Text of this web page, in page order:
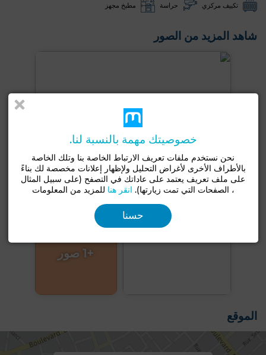
تكييف مركزي حراسة مطبخ مجهز
شاهد المزيد من الصور
+1 صور
الموقع
خصوصيتك مهمة بالنسبة لنا.
نحن نستخدم ملفات تعريف الارتباط الخاصة بنا وتلك الخاصة
بالأطراف الأخرى لأغراض التحليل ولإظهار إعلانات مخصصة لك بناءً
على ملف تعريف يعتمد على عاداتك في التصفح (على سبيل المثال
، الصفحات التي تمت زيارتها). انقر هنا للمزيد من المعلومات
حسنا